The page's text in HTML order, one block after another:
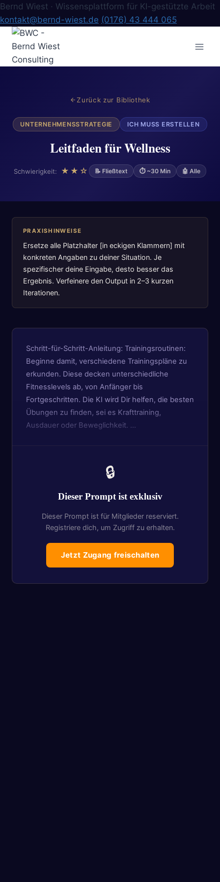
Bernd Wiest · Wissensplattform für KI-gestützte Arbeit
kontakt@bernd-wiest.de (0176) 43 444 065
Zum
Inhalt
springen
Zurück zur Bibliothek
UNTERNEHMENSSTRATEGIE ICH MUSS ERSTELLEN
Leitfaden für Wellness
Schwierigkeit: ★★☆ 📝 Fließtext ⏱ ~30 Min 🤖 Alle
PRAXISHINWEISE
Ersetze alle Platzhalter [in eckigen Klammern] mit
konkreten Angaben zu deiner Situation. Je
spezifischer deine Eingabe, desto besser das
Ergebnis. Verfeinere den Output in 2–3 kurzen
Iterationen.
Schritt-für-Schritt-Anleitung: Trainingsroutinen:
Beginne damit, verschiedene Trainingspläne zu
erkunden. Diese decken unterschiedliche
Fitnesslevels ab, von Anfänger bis
Fortgeschritten. Die KI wird Dir helfen, die besten
Übungen zu finden, sei es Krafttraining,
Ausdauer oder Beweglichkeit. …
🔒
Dieser Prompt ist exklusiv
Dieser Prompt ist für Mitglieder reserviert.
Registriere dich, um Zugriff zu erhalten.
Jetzt Zugang freischalten